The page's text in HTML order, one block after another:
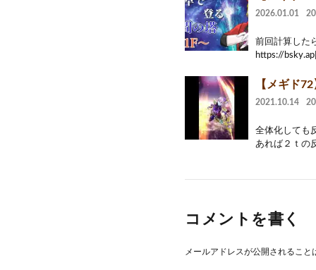
2026.01.01
前回計算した
https://
【メギド
2021.10.14
全体化しても
あれば２ｔの
コメントを書く
メールアドレスが公開されること